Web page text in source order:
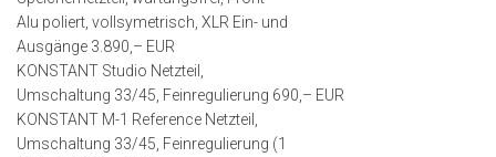
Alu poliert, vollsymetrisch, XLR Ein- und
Ausgänge 3.890,– EUR
KONSTANT Studio Netzteil,
Umschaltung 33/45, Feinregulierung 690,– EUR
KONSTANT M-1 Reference Netzteil,
Umschaltung 33/45, Feinregulierung (1